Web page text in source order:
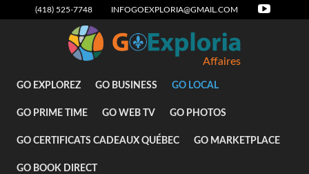
(418) 525-7748 INFOGOEXPLORIA@GMAIL.COM
Affaires
GO EXPLOREZ GO BUSINESS GO LOCAL
GO PRIME TIME GO WEB TV GO PHOTOS
GO CERTIFICATS CADEAUX QUÉBEC GO MARKETPLACE
GO BOOK DIRECT